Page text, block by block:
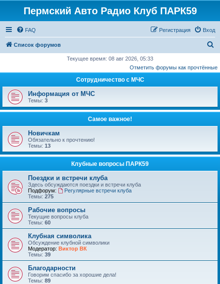
Пермский Авто Радио Клуб ПАРК59
FAQ Вход
Регистрация
Список форумов
и
Текущее время: 08 авг 2026, 05:33
Отметить форумы как прочтённые
Сотрудничество с МЧС
Информация от МЧС
Темы: 3
Самое важное!
Новичкам
Обязательно к прочтению!
Темы: 13
Клубные вопросы ПАРК59
Поездки и встречи клуба
Здесь обсуждаются поездки и встречи клуба
Подфорум:
Регулярные встречи клуба
Темы: 275
Рабочие вопросы
Текущие вопросы клуба
Темы: 60
Клубная символика
Обсуждение клубной символики
Модератор: Виктор ВК
Темы: 39
Благодарности
Говорим спасибо за хорошие дела!
Темы: 89